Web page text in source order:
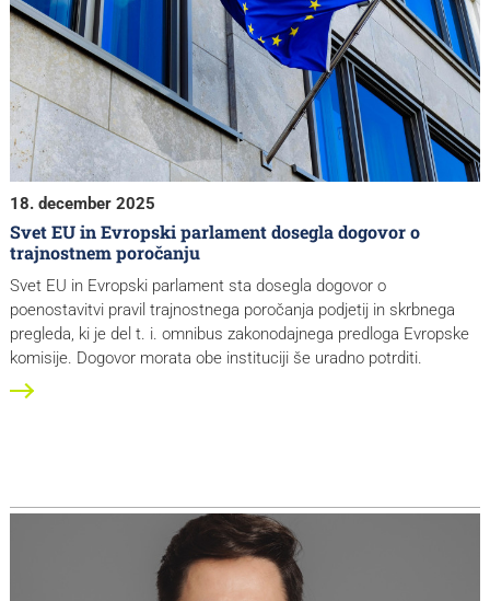
18. december 2025
Svet EU in Evropski parlament dosegla dogovor o
trajnostnem poročanju
Svet EU in Evropski parlament sta dosegla dogovor o
poenostavitvi pravil trajnostnega poročanja podjetij in skrbnega
pregleda, ki je del t. i. omnibus zakonodajnega predloga Evropske
komisije. Dogovor morata obe instituciji še uradno potrditi.